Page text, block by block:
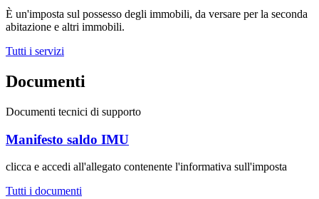
È un'imposta sul possesso degli immobili, da versare per la seconda
abitazione e altri immobili.
Tutti i servizi
Documenti
Documenti tecnici di supporto
Manifesto saldo IMU
clicca e accedi all'allegato contenente l'informativa sull'imposta
Tutti i documenti